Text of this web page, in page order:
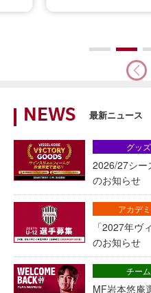
NEWS 最新ニュース
2026/27シー
のお知らせ
グッズ
「2027年ヴ
のお知らせ
アカデ
MF岩本悠庵
チーム